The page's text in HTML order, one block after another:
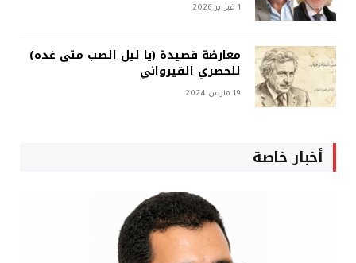
1 فبراير 2026
معارضة قصيدة (يا ليل الصب متى غده)
للحصري القيرواني
19 مارس 2024
أخبار خاصة